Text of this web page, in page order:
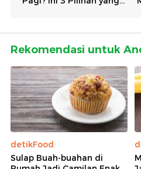
Rekomendasi untuk
detikFood
Sulap Buah-buahan di